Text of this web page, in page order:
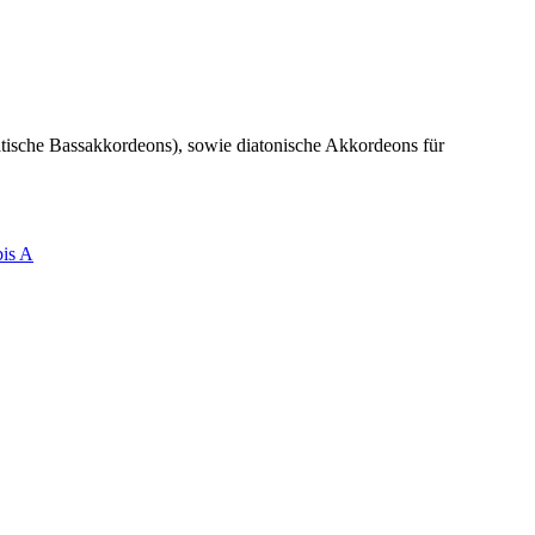
Bassakkordeons), sowie diatonische Akkordeons für
A